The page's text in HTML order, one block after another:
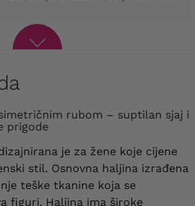
prigode
je za žene koje cijene
stil. Osnovna haljina izrađena
teške tkanine koja se
figuri. Haljina ima široke